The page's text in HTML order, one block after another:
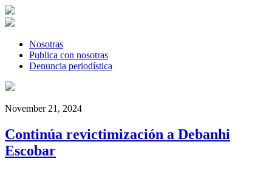
Skip
to
Nosotras
Publica con nosotras
Denuncia periodística
November 21, 2024
Continúa revictimización a Debanhi
Escobar